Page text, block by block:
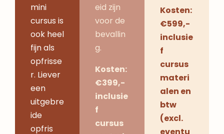
mini
cursus is
ook heel
fijn als
opfrisse
r. Liever
een
uitgebre
ide
opfris
eid zijn
voor de
bevallin
g.
Kosten:
€399,-
inclusie
f
cursus
Kosten:
€599,-
inclusie
f
cursus
materi
alen en
btw
(excl.
eventu